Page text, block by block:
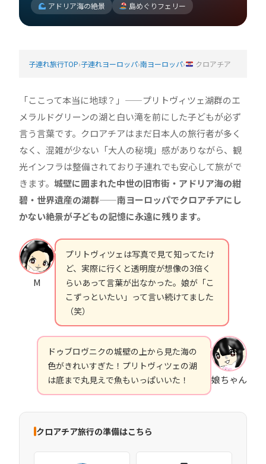
アドリア海の絶景
島めぐりフェリー
子連れ旅行TOP›子連れヨーロッパ›南ヨーロッパ› クロアチア
「ここって本当に地球？」——プリトヴィツェ湖群のエ
メラルドグリーンの湖と白い滝を前にした子どもが必ず
言う言葉です。クロアチアはまだ日本人の旅行者が多く
なく、混雑が少ない「大人の秘境」感がありながら、観
光インフラは整備されており子連れでも安心して旅がで
きます。 城壁に囲まれた中世の旧市街・アドリア海の紺
碧・世界遺産の湖群——南ヨーロッパでクロアチアにし
かない絶景が子どもの記憶に永遠に残ります。
M
プリトヴィツェは写真で見て知ってたけ
ど、実際に行くと透明度が想像の3倍く
らいあって言葉が出なかった。娘が「こ
こずっといたい」って言い続けてました
（笑）
娘ちゃん
ドゥブロヴニクの城壁の上から見た海の
色がきれいすぎた！プリトヴィツェの湖
は底まで丸見えで魚もいっぱいいた！
クロアチア旅行の準備はこちら